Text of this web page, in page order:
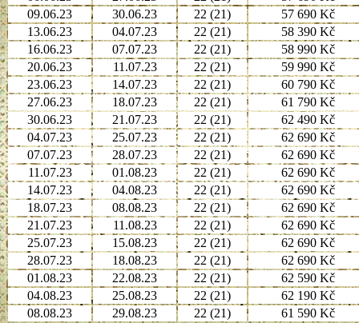
09.06.23
30.06.23 22 (21)
57 690 Kč
13.06.23
04.07.23 22 (21)
58 390 Kč
16.06.23
07.07.23 22 (21)
58 990 Kč
20.06.23
11.07.23 22 (21)
59 990 Kč
23.06.23
14.07.23 22 (21)
60 790 Kč
27.06.23
18.07.23 22 (21)
61 790 Kč
30.06.23
21.07.23 22 (21)
62 490 Kč
04.07.23
25.07.23 22 (21)
62 690 Kč
07.07.23
28.07.23 22 (21)
62 690 Kč
11.07.23
01.08.23 22 (21)
62 690 Kč
14.07.23
04.08.23 22 (21)
62 690 Kč
18.07.23
08.08.23 22 (21)
62 690 Kč
21.07.23
11.08.23 22 (21)
62 690 Kč
25.07.23
15.08.23 22 (21)
62 690 Kč
28.07.23
18.08.23 22 (21)
62 690 Kč
01.08.23
22.08.23 22 (21)
62 590 Kč
04.08.23
25.08.23 22 (21)
62 190 Kč
08.08.23
29.08.23 22 (21)
61 590 Kč